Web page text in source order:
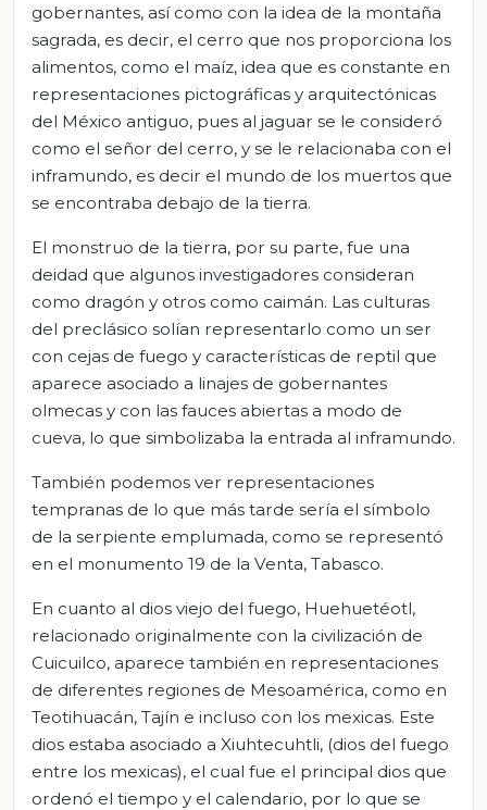
gobernantes, así como con la idea de la montaña
sagrada, es decir, el cerro que nos proporciona los
alimentos, como el maíz, idea que es constante en
representaciones pictográficas y arquitectónicas
del México antiguo, pues al jaguar se le consideró
como el señor del cerro, y se le relacionaba con el
inframundo, es decir el mundo de los muertos que
se encontraba debajo de la tierra.
El monstruo de la tierra, por su parte, fue una
deidad que algunos investigadores consideran
como dragón y otros como caimán. Las culturas
del preclásico solían representarlo como un ser
con cejas de fuego y características de reptil que
aparece asociado a linajes de gobernantes
olmecas y con las fauces abiertas a modo de
cueva, lo que simbolizaba la entrada al inframundo.
También podemos ver representaciones
tempranas de lo que más tarde sería el símbolo
de la serpiente emplumada, como se representó
en el monumento 19 de la Venta, Tabasco.
En cuanto al dios viejo del fuego, Huehuetéotl,
relacionado originalmente con la civilización de
Cuicuilco, aparece también en representaciones
de diferentes regiones de Mesoamérica, como en
Teotihuacán, Tajín e incluso con los mexicas. Este
dios estaba asociado a Xiuhtecuhtli, (dios del fuego
entre los mexicas), el cual fue el principal dios que
ordenó el tiempo y el calendario, por lo que se